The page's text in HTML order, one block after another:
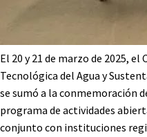
El 20 y 21 de marzo de 2025,
Tecnológica del Agua y
se sumó a la conmemoración
programa de actividades
conjunto con instituciones